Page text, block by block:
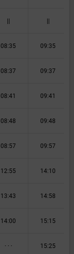
|| ||
08:35 09:35
08:37 09:37
08:41 09:41
08:48 09:48
08:57 09:57
12:55 14:10
13:43 14:58
14:00 15:15
･･･ 15:25